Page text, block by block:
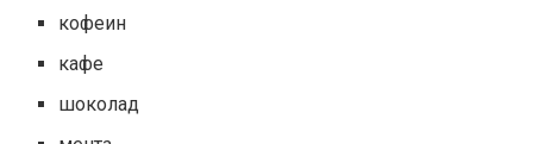
кофеин
кафе
шоколад